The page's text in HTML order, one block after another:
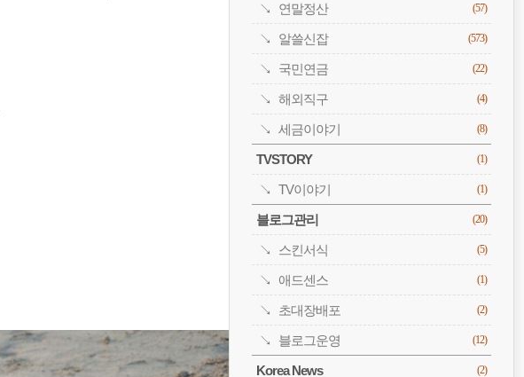
연말정산 (57)
알쓸신잡 (573)
국민연금 (22)
해외직구 (4)
세금이야기 (8)
TVSTORY (1)
TV이야기 (1)
블로그관리 (20)
스킨서식 (5)
애드센스 (1)
초대장배포 (2)
블로그운영 (12)
Korea News (2)